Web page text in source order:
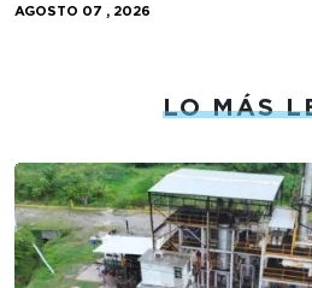
AGOSTO 07 , 2026
LO MÁS